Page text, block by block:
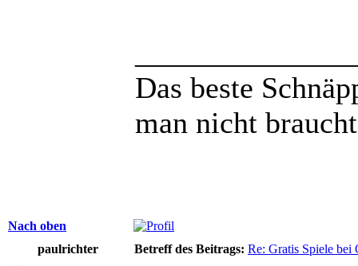
Das beste
man nicht
Nach oben
paulrichter
Betreff des Beitrags: Re: Gratis Spiele bei